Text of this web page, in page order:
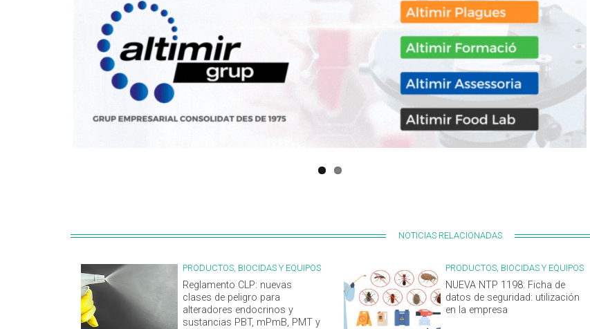
NOTICIAS RELACIONADAS
PRODUCTOS, BIOCIDAS Y EQUIPOS
Reglamento CLP: nuevas
clases de peligro para
alteradores endocrinos y
sustancias PBT, mPmB, PMT y
PRODUCTOS, BIOCIDAS Y EQUIPOS
NUEVA NTP 1198: Ficha de
datos de seguridad: utilización
en la empresa